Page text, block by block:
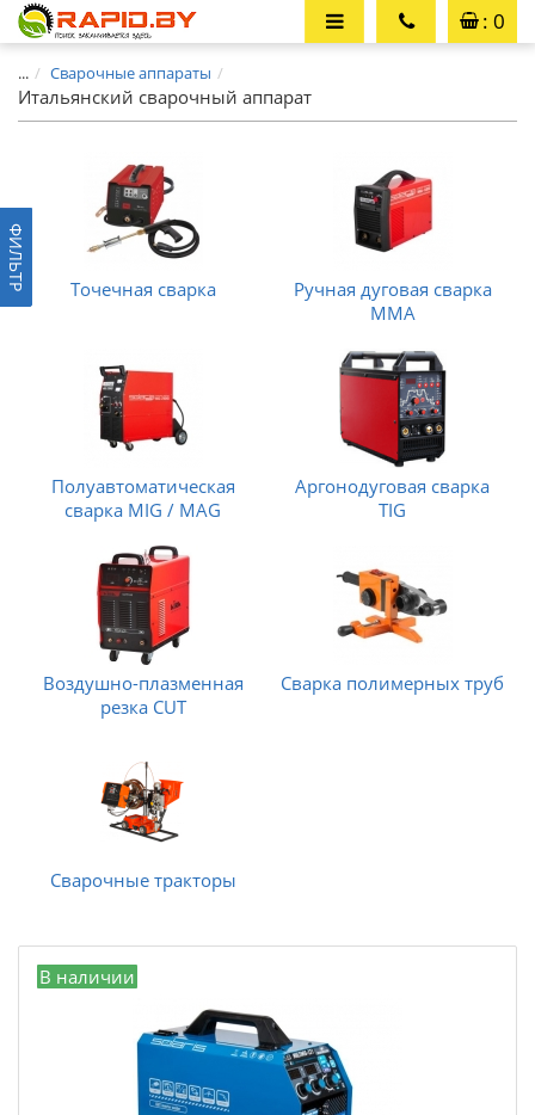
: 0
... Сварочные аппараты
Итальянский сварочный аппарат
Точечная сварка
Ручная дуговая сварка
MMA
Полуавтоматическая
сварка MIG / MAG
Аргонодуговая сварка
TIG
Воздушно-плазменная
резка CUT
Сварка полимерных труб
Сварочные тракторы
В наличии
ФИЛЬТР